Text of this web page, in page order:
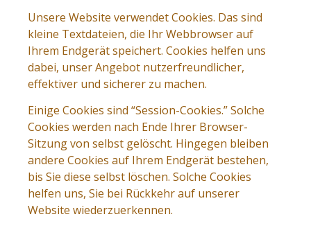
Unsere Website verwendet Cookies. Das sind
kleine Textdateien, die Ihr Webbrowser auf
Ihrem Endgerät speichert. Cookies helfen uns
dabei, unser Angebot nutzerfreundlicher,
effektiver und sicherer zu machen.
Einige Cookies sind “Session-Cookies.” Solche
Cookies werden nach Ende Ihrer Browser-
Sitzung von selbst gelöscht. Hingegen bleiben
andere Cookies auf Ihrem Endgerät bestehen,
bis Sie diese selbst löschen. Solche Cookies
helfen uns, Sie bei Rückkehr auf unserer
Website wiederzuerkennen.